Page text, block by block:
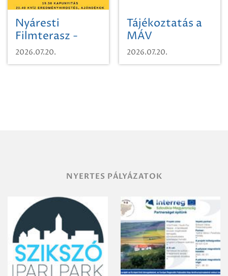
Nyáresti
Filmterasz -
Beugró a
Paradicsomba
2026.07.20.
Tájékoztatás a
MÁV
Pályaműködtetési
Zrt. Területi
2026.07.20.
NYERTES PÁLYÁZATOK